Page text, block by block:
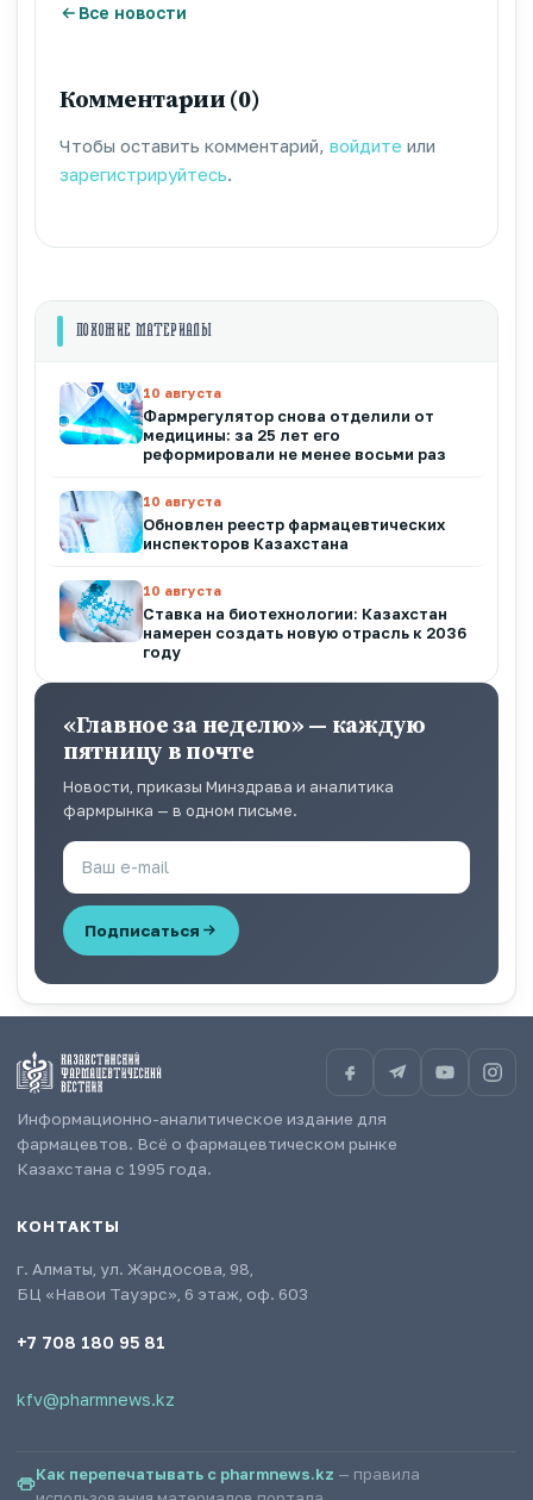
Все новости
Комментарии (0)
Чтобы оставить комментарий, войдите или
зарегистрируйтесь
ПОХОЖИЕ МАТЕРИАЛЫ
10 августа
Фармрегулятор снова отделили от
медицины: за 25 лет его
реформировали не менее восьми раз
10 августа
Обновлен реестр фармацевтических
инспекторов Казахстана
10 августа
Ставка на биотехнологии: Казахстан
намерен создать новую отрасль к 2036
году
«Главное за неделю» — каждую
пятницу в почте
Новости, приказы Минздрава и аналитика
фармрынка — в одном письме.
Подписаться
Информационно-аналитическое издание для
фармацевтов. Всё о фармацевтическом рынке
Казахстана с 1995 года.
КОНТАКТЫ
г. Алматы, ул. Жандосова, 98,
БЦ «Навои Тауэрс», 6 этаж, оф. 603
+7 708 180 95 81
kfv@pharmnews.kz
Как перепечатывать с pharmnews.kz — правила